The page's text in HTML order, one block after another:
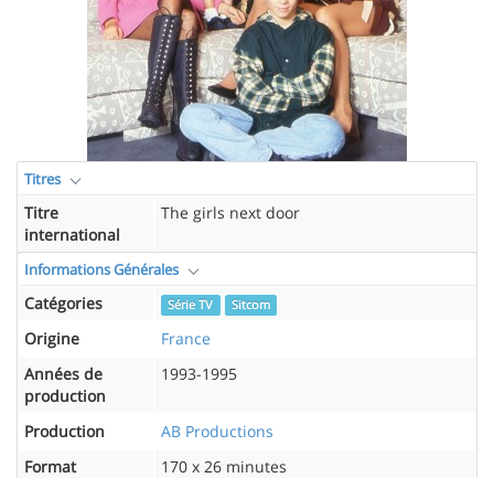
Titres
Titre
international
The girls next door
Informations Générales
Catégories Série TV Sitcom
Origine
France
Années de
production
1993-1995
Production
AB Productions
Format
170 x 26 minutes